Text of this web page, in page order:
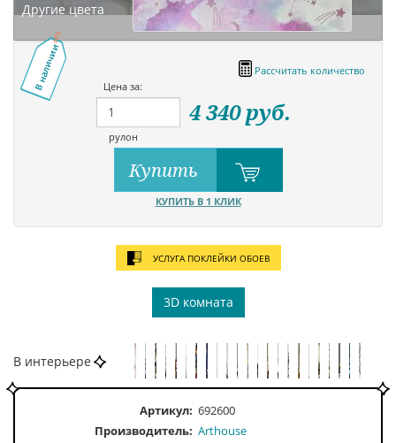
Другие цвета
В наличии
Рассчитать количество
Цена за:
рулон
4 340руб.
Купить
КУПИТЬ В 1 КЛИК
УСЛУГА ПОКЛЕЙКИ ОБОЕВ
3D комната
В интерьере
Артикул: 692600
Производитель: Arthouse